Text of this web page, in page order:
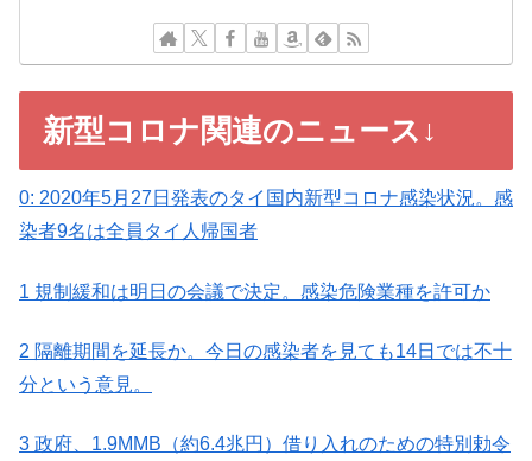
新型コロナ関連のニュース↓
0: 2020年5月27日発表のタイ国内新型コロナ感染状況。感
染者9名は全員タイ人帰国者
1 規制緩和は明日の会議で決定。感染危険業種を許可か
2 隔離期間を延長か。今日の感染者を見ても14日では不十
分という意見。
3 政府、1.9MMB（約6.4兆円）借り入れのための特別勅令